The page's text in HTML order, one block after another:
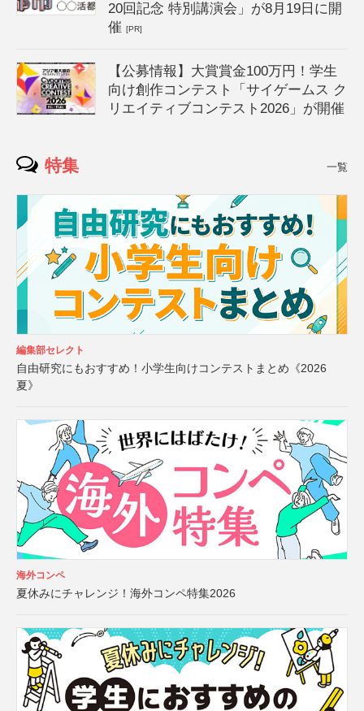
20回記念 特別講演会」が8月19日に開
催[PR]
【公募情報】大賞賞金100万円！学生
向け創作コンテスト「サイゲームス ク
リエイティブコンテスト2026」が開催
特集 一覧
編集部セレクト
自由研究にもおすすめ！小学生向けコンテストまとめ《2026
夏》
海外コンペ
夏休みにチャレンジ！海外コンペ特集2026